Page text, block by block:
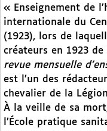
« Enseignement de
internationale du
(1923), lors de
créateurs en 1923 de
revue mensuelle
est l’un des
chevalier de la
À la veille de sa
l’École pratique